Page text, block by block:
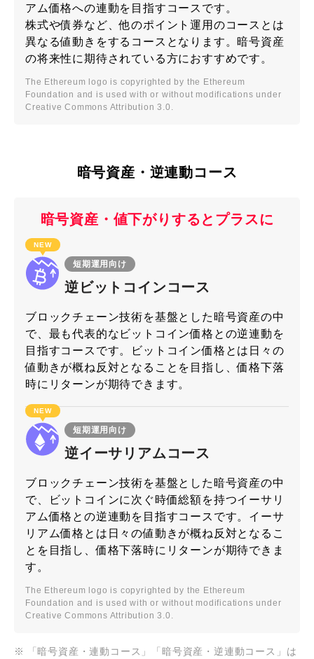
アム価格への連動を目指すコースです。
株式や債券など、他のポイント運用のコースとは
異なる値動きをするコースとなります。暗号資産
の将来性に期待されている方におすすめです。
The Ethereum logo is copyrighted by the Ethereum
Foundation and is used with or without modifications under
Creative Commons Attribution 3.0.
暗号資産・逆連動コース
暗号資産・値下がりすると プラスに
NEW
短期運用向け
逆ビットコイン コース
ブロックチェーン技術を基盤とした暗号資産の中
で、最も代表的なビットコイン価格との逆連動を
目指すコースです。ビットコイン価格とは日々の
値動きが概ね反対となることを目指し、価格下落
時にリターンが期待できます。
NEW
短期運用向け
逆イーサリアム コース
ブロックチェーン技術を基盤とした暗号資産の中
で、ビットコインに次ぐ時価総額を持つイーサリ
アム価格との逆連動を目指すコースです。イーサ
リアム価格とは日々の値動きが概ね反対となるこ
とを目指し、価格下落時にリターンが期待できま
す。
The Ethereum logo is copyrighted by the Ethereum
Foundation and is used with or without modifications under
Creative Commons Attribution 3.0.
「暗号資産・連動コース」「暗号資産・逆連動コース」は